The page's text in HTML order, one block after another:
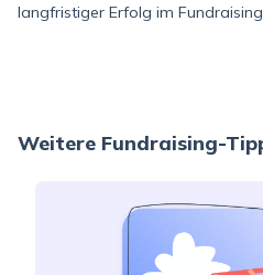
langfristiger Erfolg im
Weitere Fundraising-